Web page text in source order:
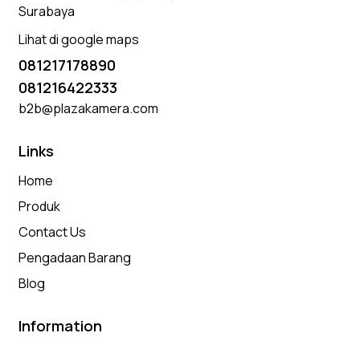
Surabaya
Lihat di google maps
081217178890
081216422333
b2b@plazakamera.com
Links
Home
Produk
Contact Us
Pengadaan Barang
Blog
Information